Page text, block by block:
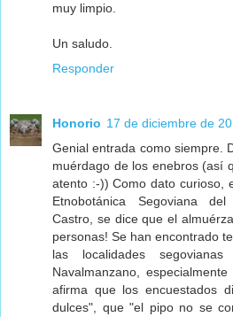
muy limpio.
Un saludo.
Responder
Honorio 17 de diciembre de
Genial entrada como siempre.
muérdago de los enebros (así
atento :-)) Como dato curioso,
Etnobotánica Segoviana
Castro, se dice que el
personas! Se han encontrado
las localidades
Navalmanzano,
afirma que los encuestados
dulces", que "el pipo no se